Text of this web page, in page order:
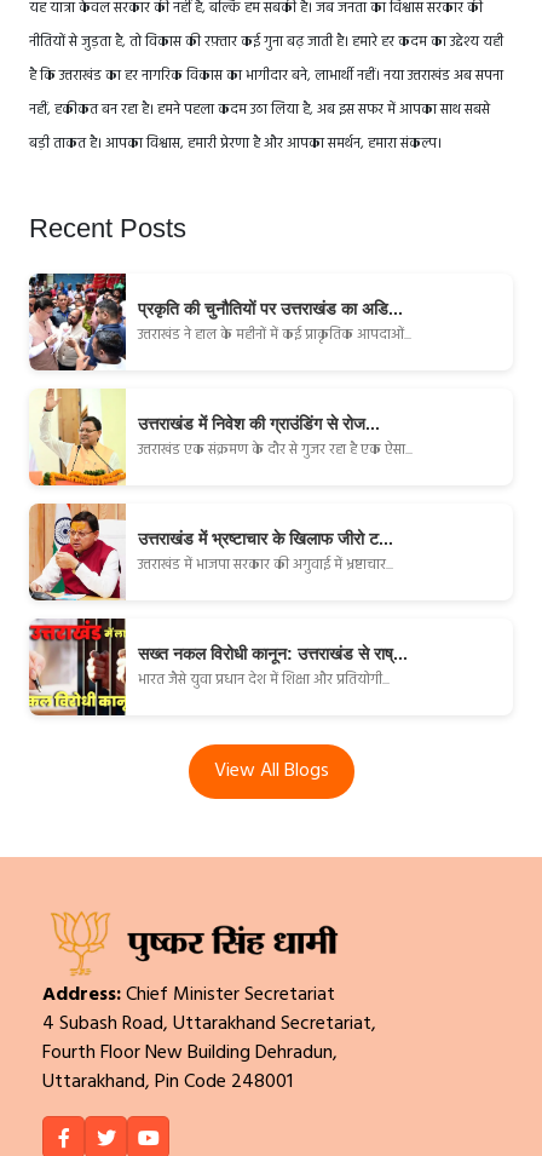
यह यात्रा केवल सरकार की नहीं है, बल्कि हम सबकी है। जब जनता का विश्वास सरकार की
नीतियों से जुड़ता है, तो विकास की रफ़्तार कई गुना बढ़ जाती है। हमारे हर कदम का उद्देश्य यही
है कि उत्तराखंड का हर नागरिक विकास का भागीदार बने, लाभार्थी नहीं। नया उत्तराखंड अब सपना
नहीं, हकीकत बन रहा है। हमने पहला कदम उठा लिया है, अब इस सफर में आपका साथ सबसे
बड़ी ताकत है। आपका विश्वास, हमारी प्रेरणा है और आपका समर्थन, हमारा संकल्प।
Recent Posts
प्रकृति की चुनौतियों पर उत्तराखंड का अडि...
उत्तराखंड ने हाल के महीनों में कई प्राकृतिक आपदाओं...
उत्तराखंड में निवेश की ग्राउंडिंग से रोज...
उत्तराखंड एक संक्रमण के दौर से गुजर रहा है एक ऐसा...
उत्तराखंड में भ्रष्टाचार के खिलाफ जीरो ट...
उत्तराखंड में भाजपा सरकार की अगुवाई में भ्रष्टाचार...
सख्त नकल विरोधी कानून: उत्तराखंड से राष्...
भारत जैसे युवा प्रधान देश में शिक्षा और प्रतियोगी...
View All Blogs
Address:Chief Minister Secretariat
4 Subash Road, Uttarakhand Secretariat,
Fourth Floor New Building Dehradun,
Uttarakhand, Pin Code 248001